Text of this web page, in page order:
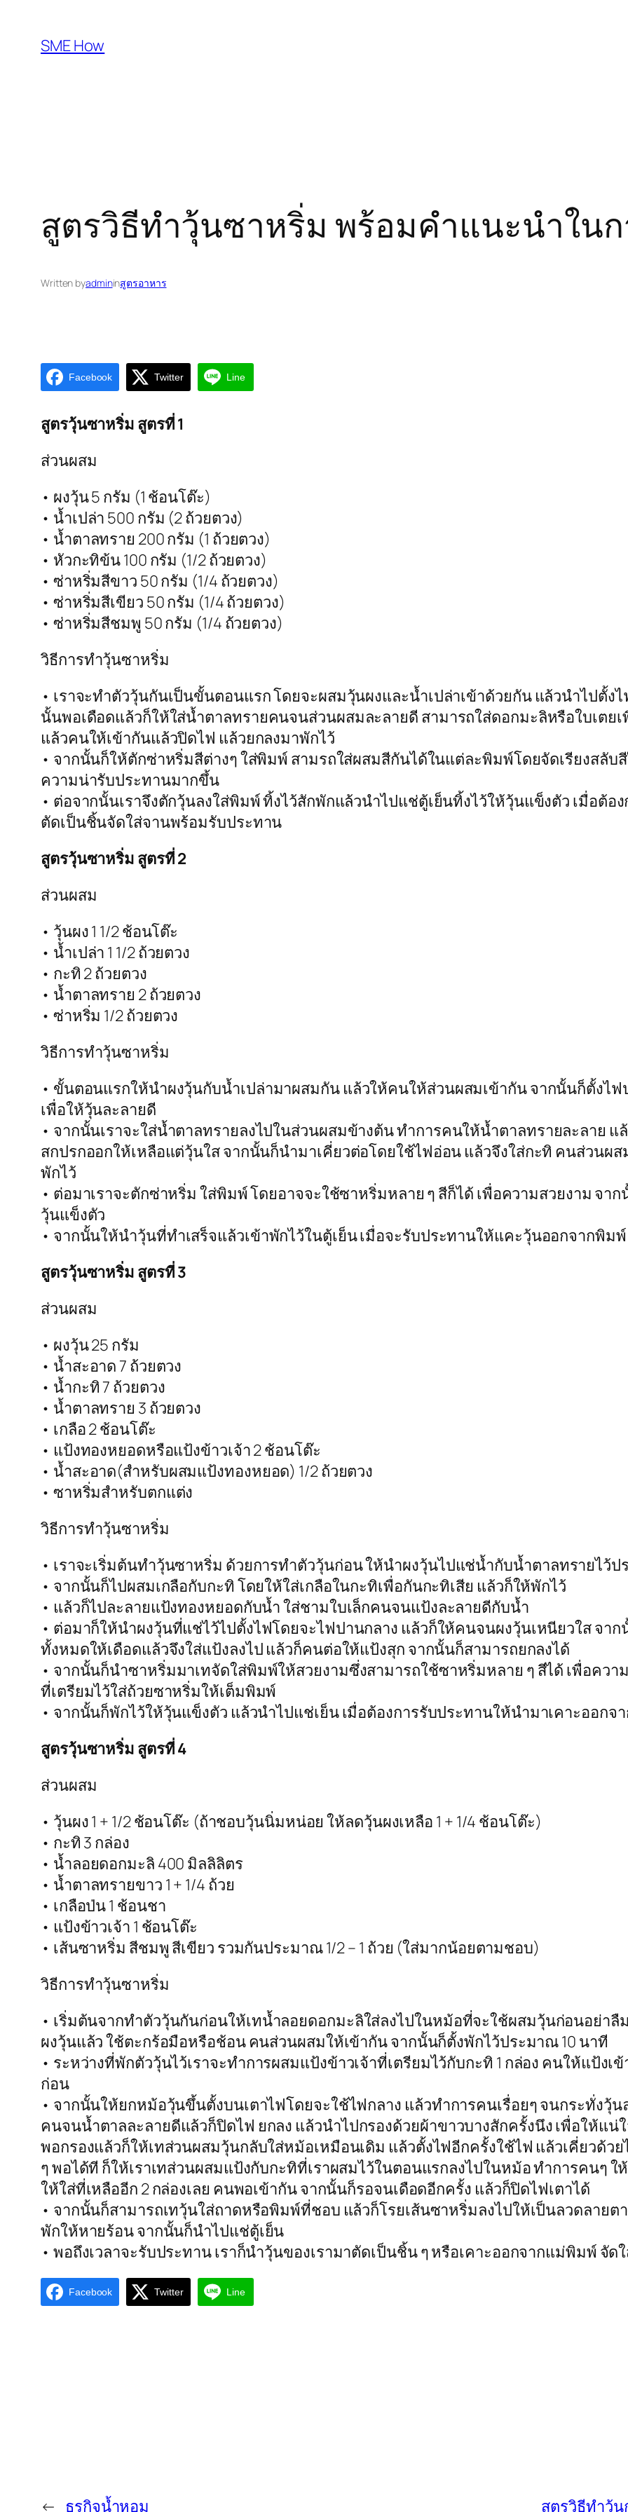
content
SME How
สูตรวิธีทำวุ้นซาหริ่ม พร้อมคำแนะนำใน
Written byadmininสูตรอาหาร
Facebook Twitter Line
สูตรวุ้นซาหริ่ม สูตรที่ 1
ส่วนผสม
• ผงวุ้น 5 กรัม (1 ช้อนโต๊ะ)
• น้ำเปล่า 500 กรัม (2 ถ้วยตวง)
• น้ำตาลทราย 200 กรัม (1 ถ้วยตวง)
• หัวกะทิข้น 100 กรัม (1/2 ถ้วยตวง)
• ซ่าหริ่มสีขาว 50 กรัม (1/4 ถ้วยตวง)
• ซ่าหริ่มสีเขียว 50 กรัม (1/4 ถ้วยตวง)
• ซ่าหริ่มสีชมพู 50 กรัม (1/4 ถ้วยตวง)
วิธีการทำวุ้นซาหริ่ม
• เราจะทำตัววุ้นกันเป็นขั้นตอนแรก โดยจะผสมวุ้นผงและน้ำเปล่าเข้าด้วยกัน แล้วนำไปตั้
นั้นพอเดือดแล้วก็ให้ใส่น้ำตาลทรายคนจนส่วนผสมละลายดี สามารถใส่ดอกมะลิหรือใบเตย
แล้วคนให้เข้ากันแล้วปิดไฟ แล้วยกลงมาพักไว้
• จากนั้นก็ให้ตักซ่าหริ่มสีต่างๆ ใส่พิมพ์ สามรถใส่ผสมสีกันได้ในแต่ละพิมพ์โดยจัดเรียงสลับสี
ความน่ารับประทานมากขึ้น
• ต่อจากนั้นเราจึงตักวุ้นลงใส่พิมพ์ ทิ้งไว้สักพักแล้วนำไปแช่ตู้เย็นทิ้งไว้ให้วุ้นแข็งตัว เมื่อต้
ตัดเป็นชิ้นจัดใส่จานพร้อมรับประทาน
สูตรวุ้นซาหริ่ม สูตรที่ 2
ส่วนผสม
• วุ้นผง 1 1/2 ช้อนโต๊ะ
• น้ำเปล่า 1 1/2 ถ้วยตวง
• กะทิ 2 ถ้วยตวง
• น้ำตาลทราย 2 ถ้วยตวง
• ซ่าหริ่ม 1/2 ถ้วยตวง
วิธีการทำวุ้นซาหริ่ม
• ขั้นตอนแรกให้นำผงวุ้นกับน้ำเปล่ามาผสมกัน แล้วให้คนให้ส่วนผสมเข้ากัน จากนั้นก็ตั้งไฟ
เพื่อให้วุ้นละลายดี
• จากนั้นเราจะใส่น้ำตาลทรายลงไปในส่วนผสมข้างต้น ทำการคนให้น้ำตาลทรายละลาย แ
สกปรกออกให้เหลือแต่วุ้นใส จากนั้นก็นำมาเคี่ยวต่อโดยใช้ไฟอ่อน แล้วจึงใส่กะทิ คนส่วนผ
พักไว้
• ต่อมาเราจะตักซ่าหริ่ม ใส่พิมพ์ โดยอาจจะใช้ซาหริ่มหลาย ๆ สีก็ได้ เพื่อความสวยงาม จา
วุ้นแข็งตัว
• จากนั้นให้นำวุ้นที่ทำเสร็จแล้วเข้าพักไว้ในตู้เย็น เมื่อจะรับประทานให้แคะวุ้นออกจากพิ
สูตรวุ้นซาหริ่ม สูตรที่ 3
ส่วนผสม
• ผงวุ้น 25 กรัม
• น้ำสะอาด 7 ถ้วยตวง
• น้ำกะทิ 7 ถ้วยตวง
• น้ำตาลทราย 3 ถ้วยตวง
• เกลือ 2 ช้อนโต๊ะ
• แป้งทองหยอดหรือแป้งข้าวเจ้า 2 ช้อนโต๊ะ
• น้ำสะอาด(สำหรับผสมแป้งทองหยอด) 1/2 ถ้วยตวง
• ซาหริ่มสำหรับตกแต่ง
วิธีการทำวุ้นซาหริ่ม
• เราจะเริ่มต้นทำวุ้นซาหริ่ม ด้วยการทำตัววุ้นก่อน ให้นำผงวุ้นไปแช่น้ำกับน้ำตาลทรายไว้
• จากนั้นก็ไปผสมเกลือกับกะทิ โดยให้ใส่เกลือในกะทิเพื่อกันกะทิเสีย แล้วก็ให้พักไว้
• แล้วก็ไปละลายแป้งทองหยอดกับน้ำ ใส่ชามใบเล็กคนจนแป้งละลายดีกับน้ำ
• ต่อมาก็ให้นำผงวุ้นที่แช่ไว้ไปตั้งไฟโดยจะไฟปานกลาง แล้วก็ให้คนจนผงวุ้นเหนียวใส จา
ทั้งหมดให้เดือดแล้วจึงใส่แป้งลงไป แล้วก็คนต่อให้แป้งสุก จากนั้นก็สามารถยกลงได้
• จากนั้นก็นำซาหริ่มมาเทจัดใส่พิมพ์ให้สวยงามซึ่งสามารถใช้ซาหริ่มหลาย ๆ สีได้ เพื่อคว
ที่เตรียมไว้ใส่ถ้วยซาหริ่มให้เต็มพิมพ์
• จากนั้นก็พักไว้ให้วุ้นแข็งตัว แล้วนำไปแช่เย็น เมื่อต้องการรับประทานให้นำมาเคาะออก
สูตรวุ้นซาหริ่ม สูตรที่ 4
ส่วนผสม
• วุ้นผง 1 + 1/2 ช้อนโต๊ะ (ถ้าชอบวุ้นนิ่มหน่อย ให้ลดวุ้นผงเหลือ 1 + 1/4 ช้อนโต๊ะ)
• กะทิ 3 กล่อง
• น้ำลอยดอกมะลิ 400 มิลลิลิตร
• น้ำตาลทรายขาว 1 + 1/4 ถ้วย
• เกลือป่น 1 ช้อนชา
• แป้งข้าวเจ้า 1 ช้อนโต๊ะ
• เส้นซาหริ่ม สีชมพู สีเขียว รวมกันประมาณ 1/2 – 1 ถ้วย (ใส่มากน้อยตามชอบ)
วิธีการทำวุ้นซาหริ่ม
• เริ่มต้นจากทำตัววุ้นกันก่อนให้เทน้ำลอยดอกมะลิใส่ลงไปในหม้อที่จะใช้ผสมวุ้นก่อนอย่า
ผงวุ้นแล้ว ใช้ตะกร้อมือหรือช้อน คนส่วนผสมให้เข้ากัน จากนั้นก็ตั้งพักไว้ประมาณ 10 นาที
• ระหว่างที่พักตัววุ้นไว้เราจะทำการผสมแป้งข้าวเจ้าที่เตรียมไว้กับกะทิ 1 กล่อง คนให้แป้ง
ก่อน
• จากนั้นให้ยกหม้อวุ้นขึ้นตั้งบนเตาไฟโดยจะใช้ไฟกลาง แล้วทำการคนเรื่อยๆ จนกระทั่งวุ้
คนจนน้ำตาลละลายดีแล้วก็ปิดไฟ ยกลง แล้วนำไปกรองด้วยผ้าขาวบางสักครั้งนึง เพื่อให้แน่
พอกรองแล้วก็ให้เทส่วนผสมวุ้นกลับใส่หม้อเหมือนเดิม แล้วตั้งไฟอีกครั้งใช้ไฟ แล้วเคี่ยวด้ว
ๆ พอได้ที ก็ให้เราเทส่วนผสมแป้งกับกะทิที่เราผสมไว้ในตอนแรกลงไปในหม้อ ทำการคนๆ
ให้ใส่ที่เหลืออีก 2 กล่องเลย คนพอเข้ากัน จากนั้นก็รอจนเดือดอีกครั้ง แล้วก็ปิดไฟเตาได้
• จากนั้นก็สามารถเทวุ้นใส่ถาดหรือพิมพ์ที่ชอบ แล้วก็โรยเส้นซาหริ่มลงไปให้เป็นลวดลายต
พักให้หายร้อน จากนั้นก็นำไปแช่ตู้เย็น
• พอถึงเวลาจะรับประทาน เราก็นำวุ้นของเรามาตัดเป็นชิ้น ๆ หรือเคาะออกจากแม่พิมพ์ จั
Facebook Twitter Line
← ธุรกิจน้ำหอม สูตรวิธีทำวุ้